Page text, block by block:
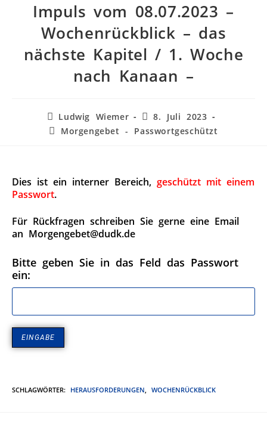
Impuls vom 08.07.2023 –
Wochenrückblick – das
nächste Kapitel / 1. Woche
nach Kanaan –
Ludwig Wiemer
8. Juli 2023
Morgengebet - Passwortgeschützt
Dies ist ein interner Bereich, geschützt mit einem
Passwort.
Für Rückfragen schreiben Sie gerne eine Email
an Morgengebet@dudk.de
Bitte geben Sie in das Feld das Passwort
ein:
SCHLAGWÖRTER: HERAUSFORDERUNGEN, WOCHENRÜCKBLICK